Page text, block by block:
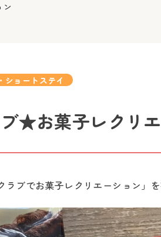
ショートステイ
★お菓子レクリ
ブでお菓子レクリエーション」を